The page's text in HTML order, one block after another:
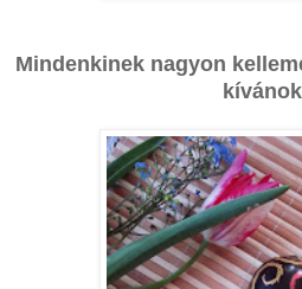
Mindenkinek nagyon